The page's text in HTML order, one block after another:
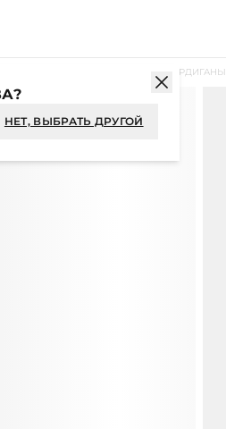
КАРДИГАНЫ
НЕТ, ВЫБРАТЬ ДРУГОЙ